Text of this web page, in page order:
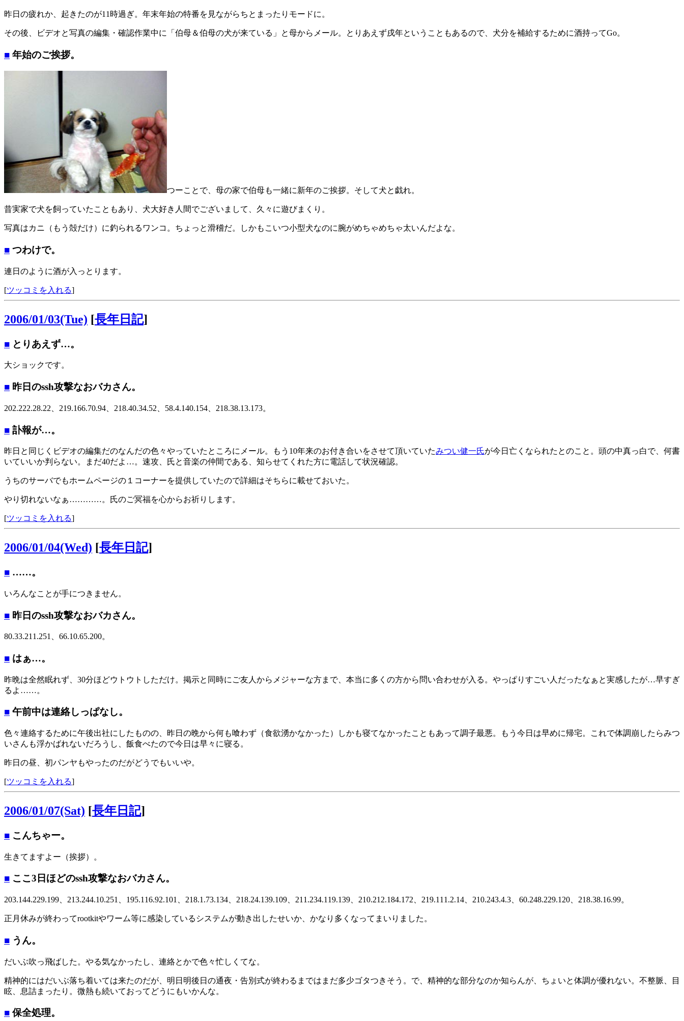
昨日の疲れか、起きたのが11時過ぎ。年末年始の特番を見ながらちとまったりモードに。
その後、ビデオと写真の編集・確認作業中に「伯母＆伯母の犬が来ている」と母からメール。とりあえず戌年ということもあるので、犬分を補給するために酒持ってGo。
■ 年始のご挨拶。
つーことで、母の家で伯母も一緒に新年のご挨拶。そして犬と戯れ。
昔実家で犬を飼っていたこともあり、犬大好き人間でございまして、久々に遊びまくり。
写真はカニ（もう殻だけ）に釣られるワンコ。ちょっと滑稽だ。しかもこいつ小型犬なのに腕がめちゃめちゃ太いんだよな。
■ つわけで。
連日のように酒が入っとります。
[ツッコミを入れる]
2006/01/03(Tue) [長年日記]
■ とりあえず…。
大ショックです。
■ 昨日のssh攻撃なおバカさん。
202.222.28.22、219.166.70.94、218.40.34.52、58.4.140.154、218.38.13.173。
■ 訃報が…。
昨日と同じくビデオの編集だのなんだの色々やっていたところにメール。もう10年来のお付き合いをさせて頂いていたみつい健一氏が今日亡くなられたとのこと。頭の中真っ白で、何書
いていいか判らない。まだ40だよ…。速攻、氏と音楽の仲間である、知らせてくれた方に電話して状況確認。
うちのサーバでもホームページの１コーナーを提供していたので詳細はそちらに載せておいた。
やり切れないなぁ…………。氏のご冥福を心からお祈りします。
[ツッコミを入れる]
2006/01/04(Wed) [長年日記]
■ ……。
いろんなことが手につきません。
■ 昨日のssh攻撃なおバカさん。
80.33.211.251、66.10.65.200。
■ はぁ…。
昨晩は全然眠れず、30分ほどウトウトしただけ。掲示と同時にご友人からメジャーな方まで、本当に多くの方から問い合わせが入る。やっぱりすごい人だったなぁと実感したが…早すぎ
るよ……。
■ 午前中は連絡しっぱなし。
色々連絡するために午後出社にしたものの、昨日の晩から何も喰わず（食欲湧かなかった）しかも寝てなかったこともあって調子最悪。もう今日は早めに帰宅。これで体調崩したらみつ
いさんも浮かばれないだろうし、飯食べたので今日は早々に寝る。
昨日の昼、初パンヤもやったのだがどうでもいいや。
[ツッコミを入れる]
2006/01/07(Sat) [長年日記]
■ こんちゃー。
生きてますよー（挨拶）。
■ ここ3日ほどのssh攻撃なおバカさん。
203.144.229.199、213.244.10.251、195.116.92.101、218.1.73.134、218.24.139.109、211.234.119.139、210.212.184.172、219.111.2.14、210.243.4.3、60.248.229.120、218.38.16.99。
正月休みが終わってrootkitやワーム等に感染しているシステムが動き出したせいか、かなり多くなってまいりました。
■ うん。
だいぶ吹っ飛ばした。やる気なかったし、連絡とかで色々忙しくてな。
精神的にはだいぶ落ち着いては来たのだが、明日明後日の通夜・告別式が終わるまではまだ多少ゴタつきそう。で、精神的な部分なのか知らんが、ちょいと体調が優れない。不整脈、目
眩、息詰まったり。微熱も続いておってどうにもいかんな。
■ 保全処理。